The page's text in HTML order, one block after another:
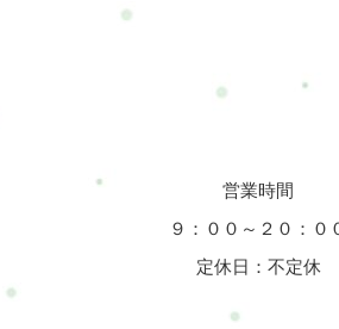
営業時間
９：００～２０：０
定休日：不定休